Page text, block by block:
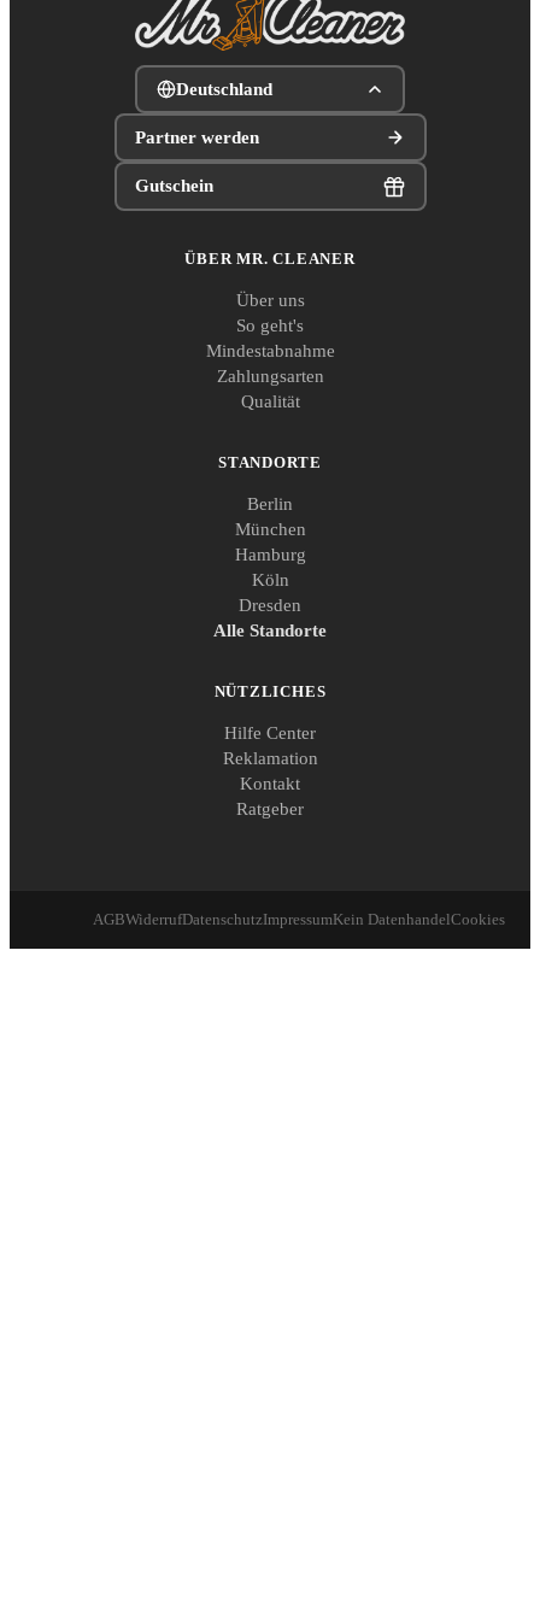
Deutschland
Partner werden
Gutschein
ÜBER MR. CLEANER
Über uns
So geht's
Mindestabnahme
Zahlungsarten
Qualität
STANDORTE
Berlin
München
Hamburg
Köln
Dresden
Alle Standorte
NÜTZLICHES
Hilfe Center
Reklamation
Kontakt
Ratgeber
AGBWiderrufDatenschutzImpressumKein DatenhandelCookies